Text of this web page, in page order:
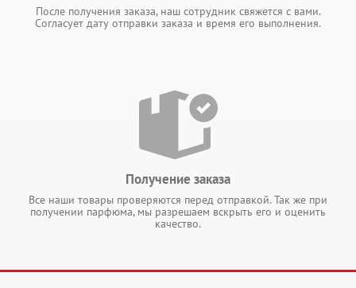
После получения заказа, наш сотрудник свяжется с вами.
Согласует дату отправки заказа и время его выполнения.
Получение заказа
Все наши товары проверяются перед отправкой. Так же при
получении парфюма, мы разрешаем вскрыть его и оценить
качество.